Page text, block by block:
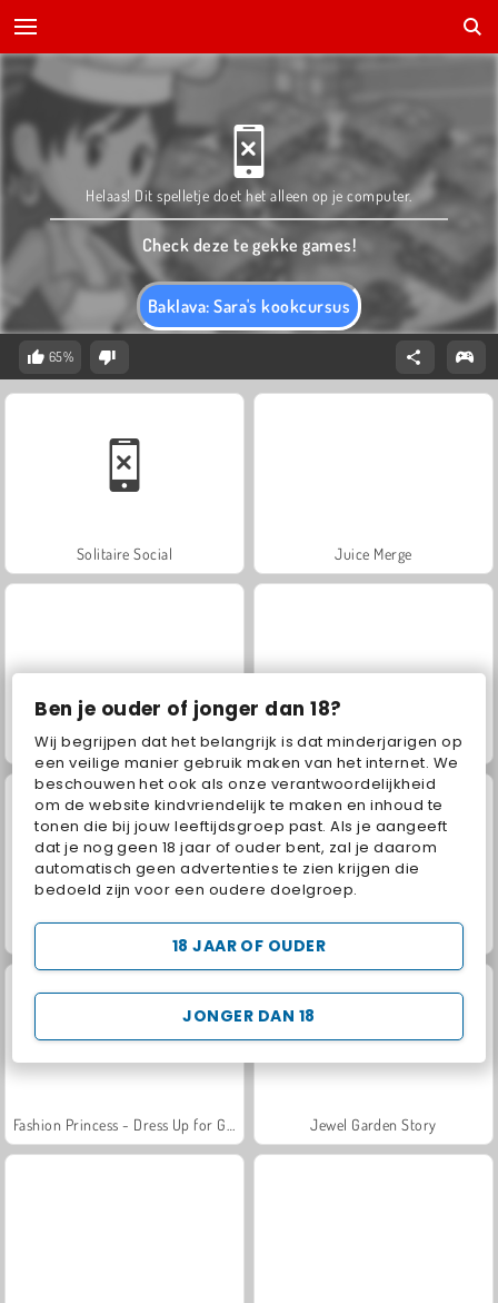
Ben je ouder of jonger dan 18?
Wij begrijpen dat het belangrijk is dat minderjarigen op
een veilige manier gebruik maken van het internet. We
beschouwen het ook als onze verantwoordelijkheid
om de website kindvriendelijk te maken en inhoud te
tonen die bij jouw leeftijdsgroep past. Als je aangeeft
dat je nog geen 18 jaar of ouder bent, zal je daarom
automatisch geen advertenties te zien krijgen die
bedoeld zijn voor een oudere doelgroep.
JONGER DAN 18
18 JAAR OF OUDER
Baklava: Sara's kookcursus
Helaas! Dit spelletje doet het alleen op je computer.
Check deze te gekke games!
65%
Solitaire Social Juice Merge
Royal Story Scala 40
Jewel Garden Story